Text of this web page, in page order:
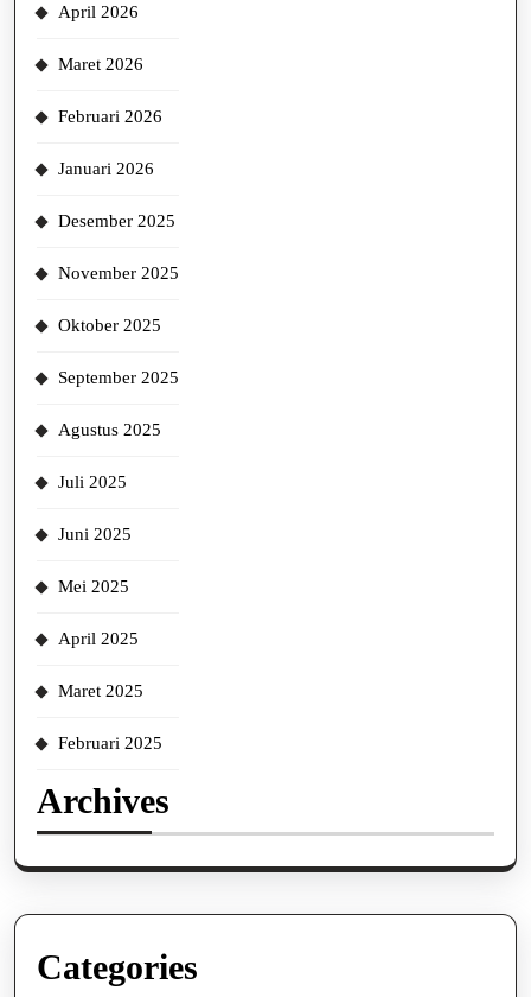
April 2026
Maret 2026
Februari 2026
Januari 2026
Desember 2025
November 2025
Oktober 2025
September 2025
Agustus 2025
Juli 2025
Juni 2025
Mei 2025
April 2025
Maret 2025
Februari 2025
Archives
Categories